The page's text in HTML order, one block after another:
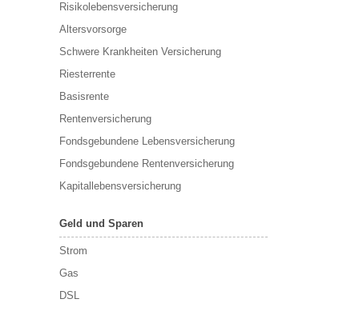
Risikolebensversicherung
Altersvorsorge
Schwere Krankheiten Versicherung
Riesterrente
Basisrente
Rentenversicherung
Fondsgebundene Lebensversicherung
Fondsgebundene Rentenversicherung
Kapitallebensversicherung
Geld und Sparen
Strom
Gas
DSL